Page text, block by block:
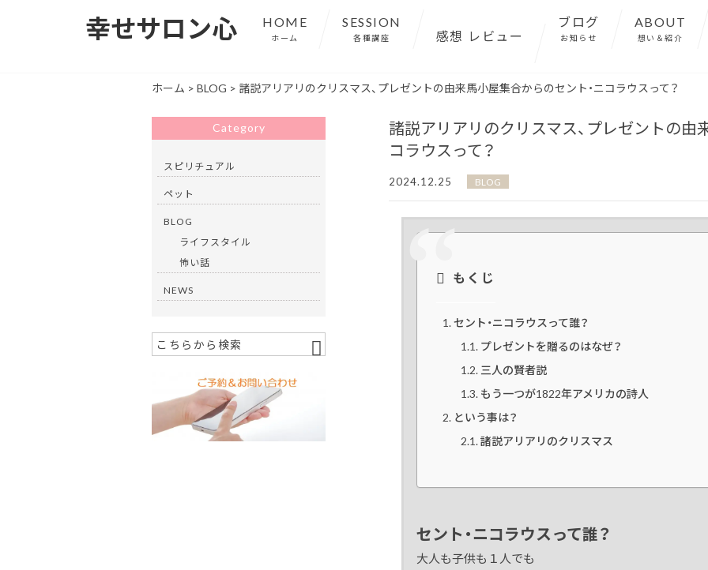
幸せサロン心 HOME
ホーム
SESSION
各種講座 感想 レビュー
ブログ
お知らせ
ABOUT
想い＆紹介
ホーム > BLOG > 諸説アリアリのクリスマス、プレゼントの由来馬小屋集合からのセント・ニコラウスって？
諸説アリアリのクリスマス、プレゼントの由
コラウスって？
2024.12.25 BLOG
もくじ
セント・ニコラウスって誰？
プレゼントを贈るのはなぜ？
三人の賢者説
もう一つが1822年アメリカの詩人
という事は？
諸説アリアリのクリスマス
セント・ニコラウスって誰？
大人も子供も１人でも
Category
スピリチュアル
ペット
BLOG
ライフスタイル
怖い話
NEWS